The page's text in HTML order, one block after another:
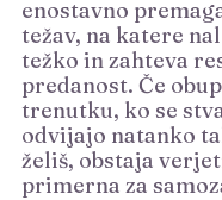
enostavno
težav, na katere
težko in zahteva
predanost. Če
trenutku, ko se
odvijajo natanko
želiš, obstaja
primerna za